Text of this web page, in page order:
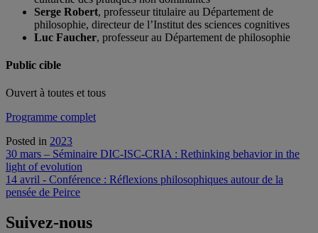
Serge Robert, professeur titulaire au Département de
philosophie, directeur de l’Institut des sciences cognitives
Luc Faucher, professeur au Département de philosophie
Public cible
Ouvert à toutes et tous
Programme complet
Posted in 2023
Navigation
de
l'article
30 mars – Séminaire DIC-ISC-CRIA : Rethinking behavior in the
light of evolution
14 avril - Conférence : Réflexions philosophiques autour de la
pensée de Peirce
Suivez-nous